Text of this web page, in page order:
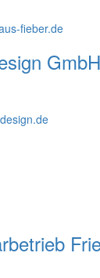
fieber.de
GmbH